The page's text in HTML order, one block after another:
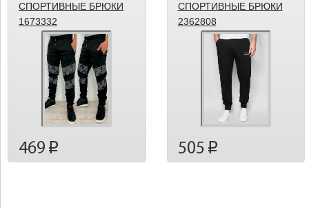
СПОРТИВНЫЕ БРЮКИ
1673332
469 p
СПОРТИВНЫЕ БРЮКИ
2362808
505 p